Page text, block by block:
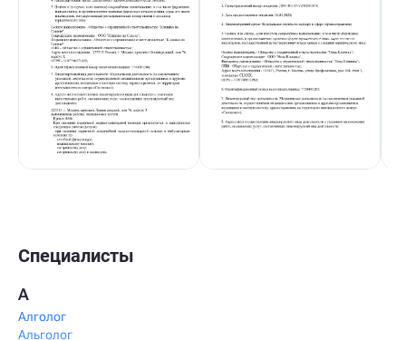
Специалисты
А
Алголог
Альголог